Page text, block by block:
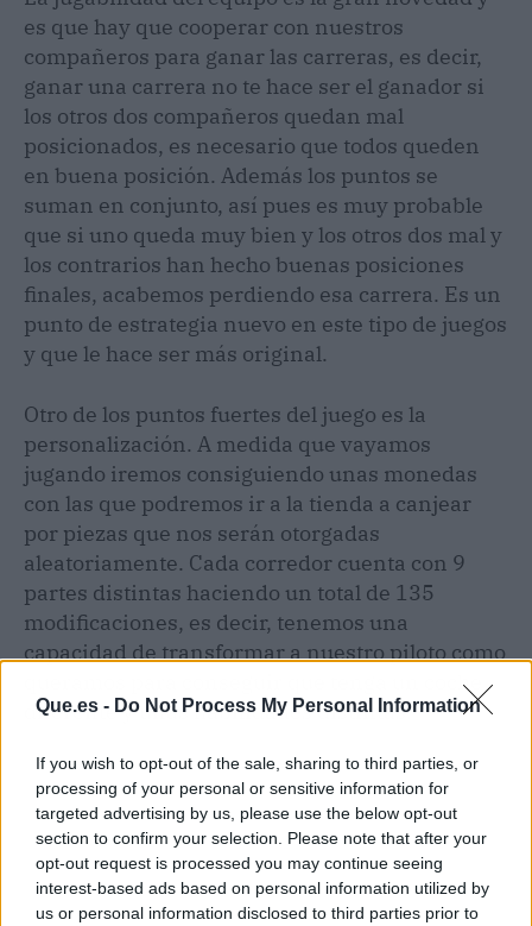
Que.es - Do Not Process My Personal Information
If you wish to opt-out of the sale, sharing to third parties, or
processing of your personal or sensitive information for
targeted advertising by us, please use the below opt-out
section to confirm your selection. Please note that after your
opt-out request is processed you may continue seeing
interest-based ads based on personal information utilized by
us or personal information disclosed to third parties prior to
es que hay que cooperar con nuestros
compañeros para ganar las carreras, es decir,
ganar una carrera no te hace ser el ganador si
los otros dos compañeros quedan mal
posicionados, es necesario que todos queden
en buena posición. Además los puntos se
suman en conjunto, así pues es muy probable
que si uno queda muy bien y los otros dos mal y
los contrarios han hecho buenas posiciones
finales, acabemos perdiendo esa carrera. Es un
punto de estrategia nuevo en este tipo de juegos
y que le hace ser más original.
Otro de los puntos fuertes del juego es la
personalización. A medida que vayamos
jugando iremos consiguiendo unas monedas
con las que podremos ir a la tienda a canjear
por piezas que nos serán otorgadas
aleatoriamente. Cada corredor cuenta con 9
partes distintas haciendo un total de 135
modificaciones, es decir, tenemos una
capacidad de transformar a nuestro piloto como
queramos para conseguir que tenga un coche
diferente y unas habilidades distintas.